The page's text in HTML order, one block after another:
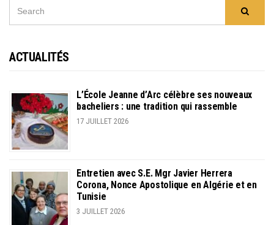
ACTUALITÉS
L’École Jeanne d’Arc célèbre ses nouveaux
bacheliers : une tradition qui rassemble
17 JUILLET 2026
Entretien avec S.E. Mgr Javier Herrera
Corona, Nonce Apostolique en Algérie et en
Tunisie
3 JUILLET 2026